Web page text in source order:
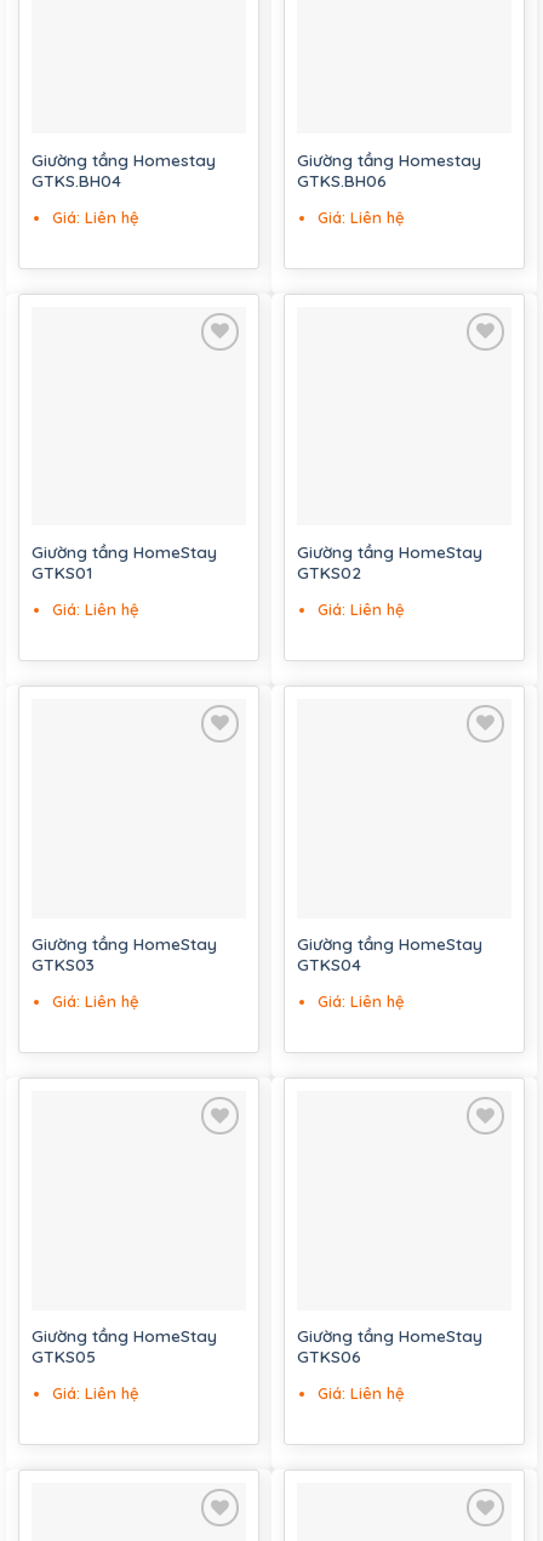
Giường tầng Homestay
GTKS.BH04
Giá: Liên hệ
Giường tầng Homestay
GTKS.BH06
Giá: Liên hệ
Giường tầng HomeStay
GTKS01
Giá: Liên hệ
Giường tầng HomeStay
GTKS02
Giá: Liên hệ
Giường tầng HomeStay
GTKS03
Giá: Liên hệ
Giường tầng HomeStay
GTKS04
Giá: Liên hệ
Giường tầng HomeStay
GTKS05
Giá: Liên hệ
Giường tầng HomeStay
GTKS06
Giá: Liên hệ